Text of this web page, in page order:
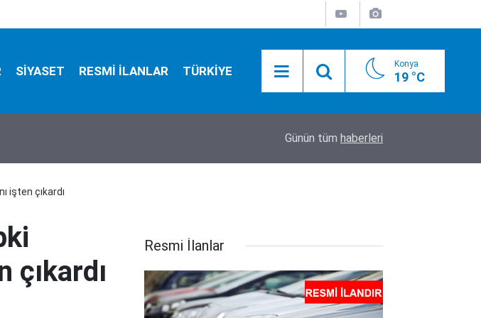
SİYASET RESMİ İLANLAR TÜRKİYE Konya
19 °C
Camide asılı halde bulundu
Günün tüm haberleri
işten çıkardı
çıkardı
Resmi İlanlar